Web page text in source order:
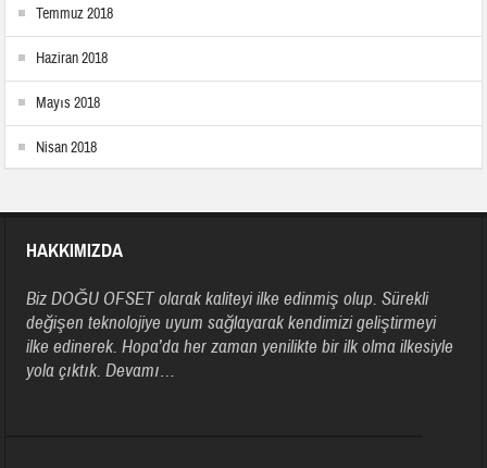
Temmuz 2018
Haziran 2018
Mayıs 2018
Nisan 2018
HAKKIMIZDA
Biz DOĞU OFSET olarak kaliteyi ilke edinmiş olup. Sürekli
değişen teknolojiye uyum sağlayarak kendimizi geliştirmeyi
ilke edinerek. Hopa’da her zaman yenilikte bir ilk olma ilkesiyle
yola çıktık.Devamı…